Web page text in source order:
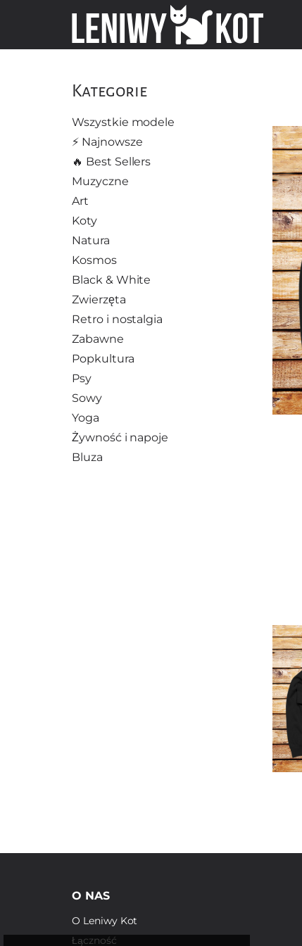
Kategorie
Wszystkie modele
⚡️ Najnowsze
🔥 Best Sellers
Muzyczne
Art
Koty
Natura
Kosmos
Black & White
Zwierzęta
Retro i nostalgia
Zabawne
Popkultura
Psy
Sowy
Yoga
Żywność i napoje
Bluza
O NAS
O Leniwy Kot
Łączność